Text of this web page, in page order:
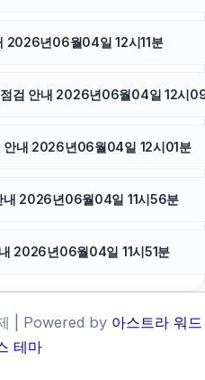
2026년06월04일 12시11분
점검 안내 2026년06월04일 12시
안내 2026년06월04일 12시01분
내 2026년06월04일 11시56분
2026년06월04일 11시51분
| Powered by 아스트라 워드
테마